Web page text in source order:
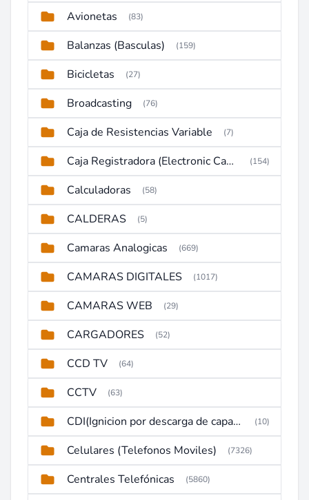
Avionetas (83)
Balanzas (Basculas) (159)
Bicicletas (27)
Broadcasting (76)
Caja de Resistencias Variable (7)
Caja Registradora (Electronic Cash Register) (154)
Calculadoras (58)
CALDERAS (5)
Camaras Analogicas (669)
CAMARAS DIGITALES (1017)
CAMARAS WEB (29)
CARGADORES (52)
CCD TV (64)
CCTV (63)
CDI(Ignicion por descarga de capacitor) (10)
Celulares (Telefonos Moviles) (7326)
Centrales Telefónicas (5860)